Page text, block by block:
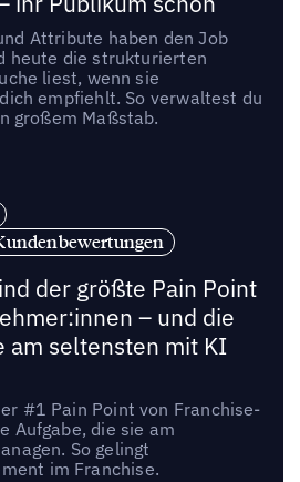
Attribute haben den Job
heute die strukturierten
liest, wenn sie
empfiehlt. So verwaltest du
großem Maßstab.
der größte Pain Point
– und die
am seltensten mit KI
#1 Pain Point von Franchise-
Aufgabe, die sie am
So gelingt
im Franchise.